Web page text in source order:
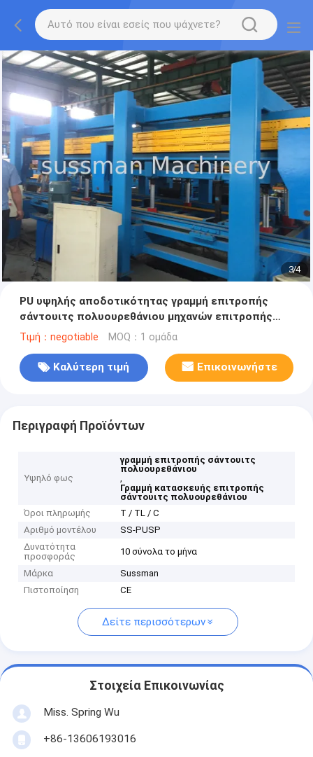
3/4
PU υψηλής αποδοτικότητας γραμμή επιτροπής
σάντουιτς πολυουρεθάνιου μηχανών επιτροπής
σάντουιτς
Τιμή：negotiable MOQ：1 ομάδα
Καλύτερη τιμή Επικοινωνήστε
Περιγραφή Προϊόντων
Υψηλό φως
γραμμή επιτροπής σάντουιτς
πολυουρεθάνιου
,
Γραμμή κατασκευής επιτροπής
σάντουιτς πολυουρεθάνιου
Όροι πληρωμής
Τ / TL / C
Αριθμό μοντέλου
SS-PUSP
Δυνατότητα
προσφοράς
10 σύνολα το μήνα
Μάρκα
Sussman
Πιστοποίηση
CE
Δείτε περισσότερων
Στοιχεία Επικοινωνίας
Miss. Spring Wu
+86-13606193016